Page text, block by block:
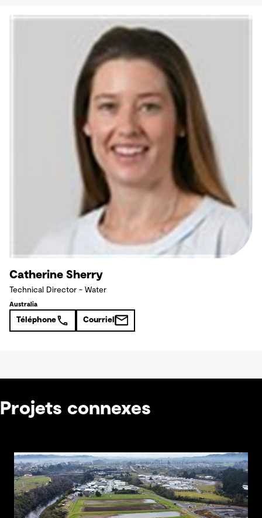
Catherine Sherry
Technical Director - Water
Australia
Téléphone Courriel
Projets connexes